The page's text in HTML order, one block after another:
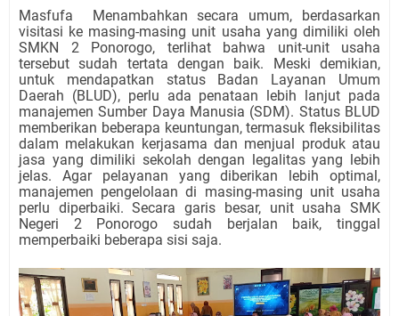
Masfufa Menambahkan secara umum, berdasarkan
visitasi ke masing-masing unit usaha yang dimiliki oleh
SMKN 2 Ponorogo, terlihat bahwa unit-unit usaha
tersebut sudah tertata dengan baik. Meski demikian,
untuk mendapatkan status Badan Layanan Umum
Daerah (BLUD), perlu ada penataan lebih lanjut pada
manajemen Sumber Daya Manusia (SDM). Status BLUD
memberikan beberapa keuntungan, termasuk fleksibilitas
dalam melakukan kerjasama dan menjual produk atau
jasa yang dimiliki sekolah dengan legalitas yang lebih
jelas. Agar pelayanan yang diberikan lebih optimal,
manajemen pengelolaan di masing-masing unit usaha
perlu diperbaiki. Secara garis besar, unit usaha SMK
Negeri 2 Ponorogo sudah berjalan baik, tinggal
memperbaiki beberapa sisi saja.